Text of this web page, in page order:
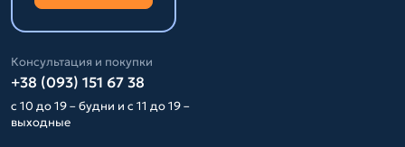
Консультация и покупки
+38 (093) 151 67 38
с 10 до 19 – будни и с 11 до 19 –
выходные